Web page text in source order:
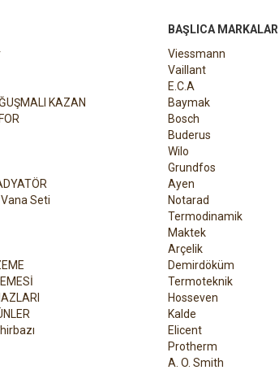
KAZAN
Seti
BAŞLICA MARKALAR
Viessmann
Vaillant
E.C.A
Baymak
Bosch
Buderus
Wilo
Grundfos
Ayen
Notarad
Termodinamik
Maktek
Arçelik
Demirdöküm
Termoteknik
Hosseven
Kalde
Elicent
Protherm
A. O. Smith